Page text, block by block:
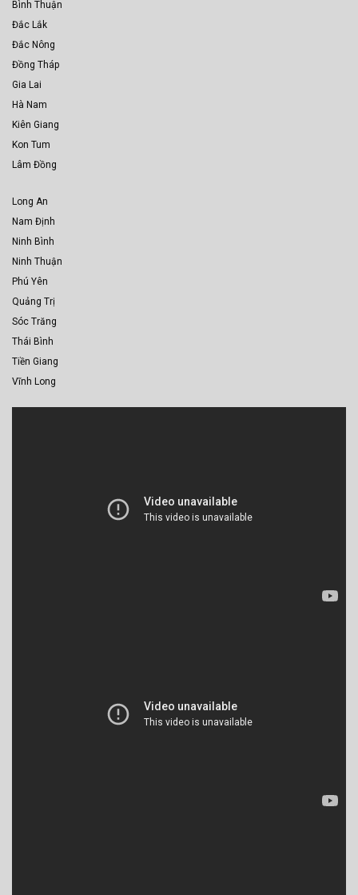
Bình Thuận
Đắc Lắk
Đắc Nông
Đồng Tháp
Gia Lai
Hà Nam
Kiên Giang
Kon Tum
Lâm Đồng
Long An
Nam Định
Ninh Bình
Ninh Thuận
Phú Yên
Quảng Trị
Sóc Trăng
Thái Bình
Tiền Giang
Vĩnh Long